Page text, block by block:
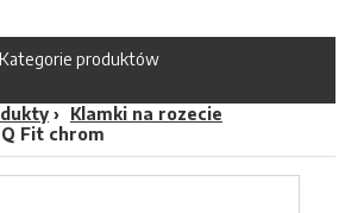
Kategorie produktów
Klamki na rozecie
Fit chrom